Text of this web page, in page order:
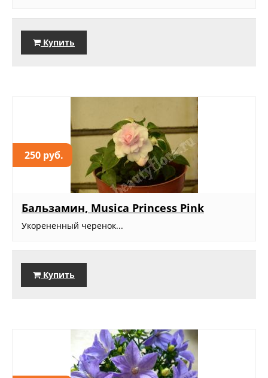
Купить
250 руб.
Бальзамин, Musica Princess Pink
Укорененный черенок...
Купить